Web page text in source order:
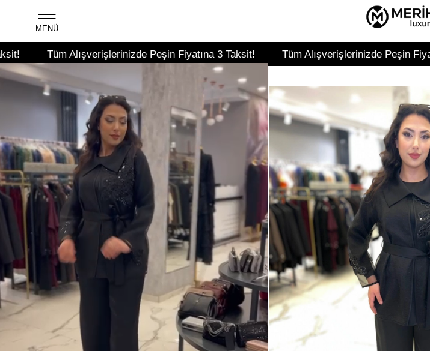
Alışverişlerinizde Peşin Fiyatına 3 Taksit! Tüm Alışverişlerinizde Peşin Fiyatına 3 Taksit!
MENÜ